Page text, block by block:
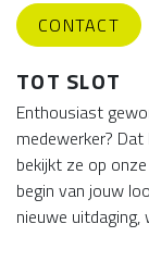
CONTACT
TOT SLOT
Enthousiast
medewerker? Dat
bekijkt ze op onze
begin van jouw
nieuwe uitdaging,